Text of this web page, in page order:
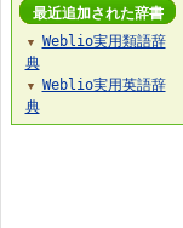
最近追加された辞書
▼
Weblio実用類語辞
典
▼
Weblio実用英語辞
典